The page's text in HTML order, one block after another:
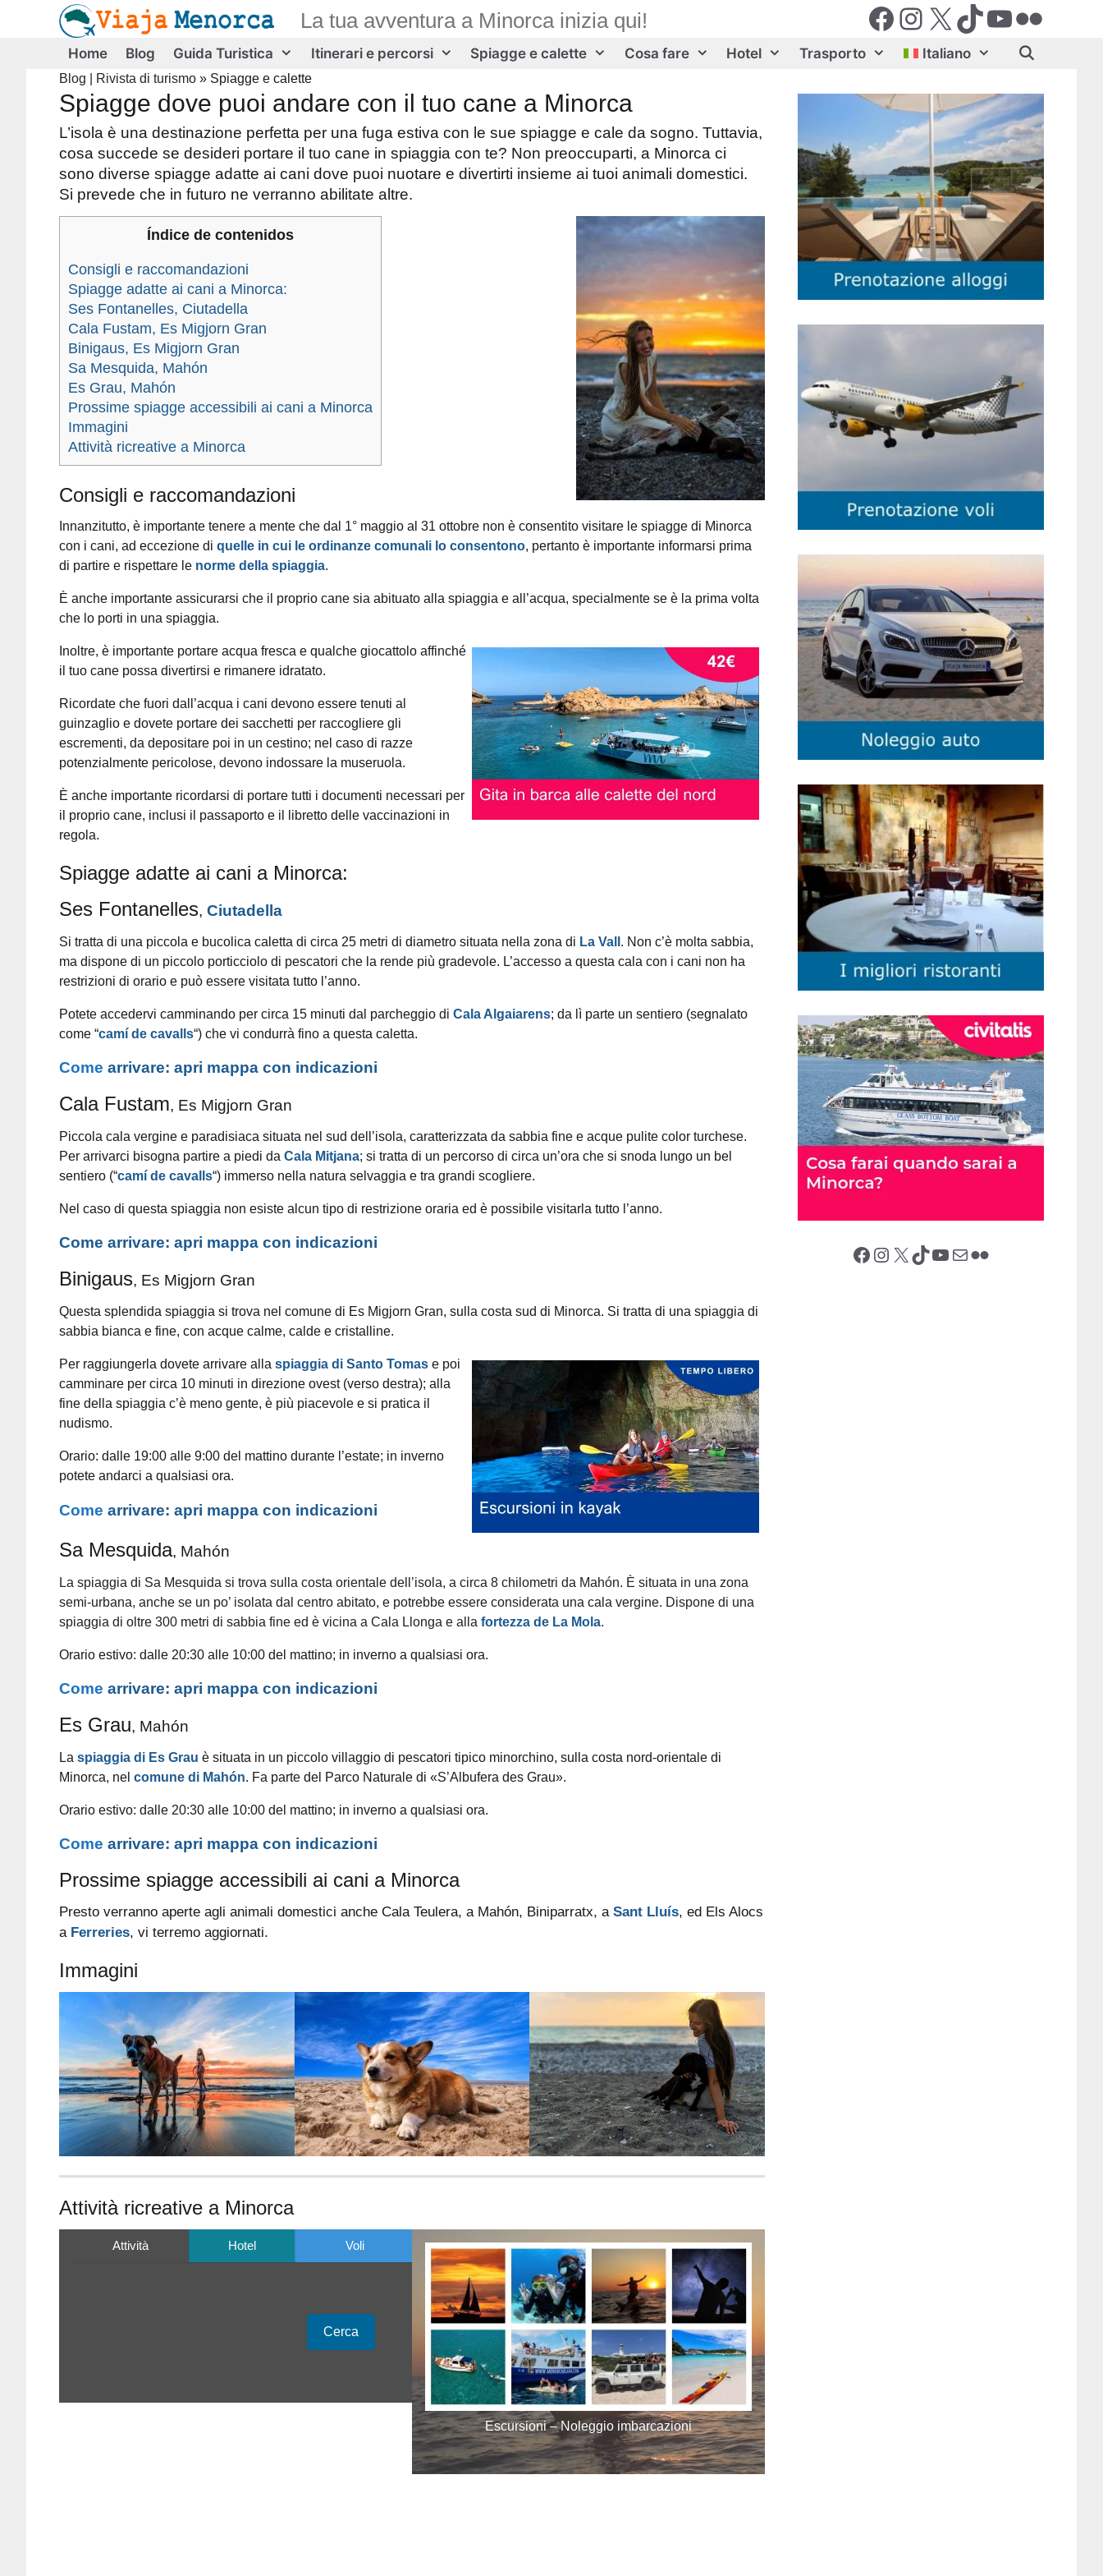
Facebook
Instagram
X (Twiter)
TikTok
YouTube
Flickr
La tua avventura a Minorca inizia qui!
Home Blog Guida Turistica Itinerari e percorsi Spiagge e calette Cosa fare Hotel Trasporto Italiano
Blog | Rivista di turismo » Spiagge e calette
Spiagge dove puoi andare con il tuo cane a Minorca
L’isola è una destinazione perfetta per una fuga estiva con le sue spiagge e cale da sogno. Tuttavia,
cosa succede se desideri portare il tuo cane in spiaggia con te? Non preoccuparti, a Minorca ci
sono diverse spiagge adatte ai cani dove puoi nuotare e divertirti insieme ai tuoi animali domestici.
Si prevede che in futuro ne verranno abilitate altre.
Índice de contenidos
Consigli e raccomandazioni
Spiagge adatte ai cani a Minorca:
Ses Fontanelles, Ciutadella
Cala Fustam, Es Migjorn Gran
Binigaus, Es Migjorn Gran
Sa Mesquida, Mahón
Es Grau, Mahón
Prossime spiagge accessibili ai cani a Minorca
Immagini
Attività ricreative a Minorca
Consigli e raccomandazioni
Innanzitutto, è importante tenere a mente che dal 1° maggio al 31 ottobre non è consentito visitare le spiagge di Minorca
con i cani, ad eccezione di quelle in cui le ordinanze comunali lo consentono, pertanto è importante informarsi prima
di partire e rispettare le norme della spiaggia.
È anche importante assicurarsi che il proprio cane sia abituato alla spiaggia e all’acqua, specialmente se è la prima volta
che lo porti in una spiaggia.
Inoltre, è importante portare acqua fresca e qualche giocattolo affinché
il tuo cane possa divertirsi e rimanere idratato.
Ricordate che fuori dall’acqua i cani devono essere tenuti al
guinzaglio e dovete portare dei sacchetti per raccogliere gli
escrementi, da depositare poi in un cestino; nel caso di razze
potenzialmente pericolose, devono indossare la museruola.
È anche importante ricordarsi di portare tutti i documenti necessari per
il proprio cane, inclusi il passaporto e il libretto delle vaccinazioni in
regola.
Spiagge adatte ai cani a Minorca:
Ses Fontanelles, Ciutadella
Si tratta di una piccola e bucolica caletta di circa 25 metri di diametro situata nella zona di La Vall . Non c’è molta sabbia,
ma dispone di un piccolo porticciolo di pescatori che la rende più gradevole. L’accesso a questa cala con i cani non ha
restrizioni di orario e può essere visitata tutto l’anno.
Potete accedervi camminando per circa 15 minuti dal parcheggio di Cala Algaiarens; da lì parte un sentiero (segnalato
come “camí de cavalls“) che vi condurrà fino a questa caletta.
Come arrivare: apri mappa con indicazioni
Cala Fustam, Es Migjorn Gran
Piccola cala vergine e paradisiaca situata nel sud dell’isola, caratterizzata da sabbia fine e acque pulite color turchese.
Per arrivarci bisogna partire a piedi da Cala Mitjana; si tratta di un percorso di circa un’ora che si snoda lungo un bel
sentiero (“camí de cavalls“) immerso nella natura selvaggia e tra grandi scogliere.
Nel caso di questa spiaggia non esiste alcun tipo di restrizione oraria ed è possibile visitarla tutto l’anno.
Come arrivare: apri mappa con indicazioni
Binigaus, Es Migjorn Gran
Questa splendida spiaggia si trova nel comune di Es Migjorn Gran, sulla costa sud di Minorca. Si tratta di una spiaggia di
sabbia bianca e fine, con acque calme, calde e cristalline.
Per raggiungerla dovete arrivare alla spiaggia di Santo Tomas e poi
camminare per circa 10 minuti in direzione ovest (verso destra); alla
fine della spiaggia c’è meno gente, è più piacevole e si pratica il
nudismo.
Orario: dalle 19:00 alle 9:00 del mattino durante l’estate; in inverno
potete andarci a qualsiasi ora.
Come arrivare: apri mappa con indicazioni
Sa Mesquida, Mahón
La spiaggia di Sa Mesquida si trova sulla costa orientale dell’isola, a circa 8 chilometri da Mahón. È situata in una zona
semi-urbana, anche se un po’ isolata dal centro abitato, e potrebbe essere considerata una cala vergine. Dispone di una
spiaggia di oltre 300 metri di sabbia fine ed è vicina a Cala Llonga e alla fortezza de La Mola.
Orario estivo: dalle 20:30 alle 10:00 del mattino; in inverno a qualsiasi ora.
Come arrivare: apri mappa con indicazioni
Es Grau, Mahón
La spiaggia di Es Grau è situata in un piccolo villaggio di pescatori tipico minorchino, sulla costa nord-orientale di
Minorca, nel comune di Mahón. Fa parte del Parco Naturale di «S’Albufera des Grau».
Orario estivo: dalle 20:30 alle 10:00 del mattino; in inverno a qualsiasi ora.
Come arrivare: apri mappa con indicazioni
Prossime spiagge accessibili ai cani a Minorca
Presto verranno aperte agli animali domestici anche Cala Teulera, a Mahón, Biniparratx, a Sant Lluís, ed Els Alocs
a Ferreries, vi terremo aggiornati.
Immagini
Attività ricreative a Minorca
Attività Hotel Voli
Cerca
Escursioni – Noleggio imbarcazioni
Facebook Instagram X (Twitter) TikTok YouTube Email Flickr